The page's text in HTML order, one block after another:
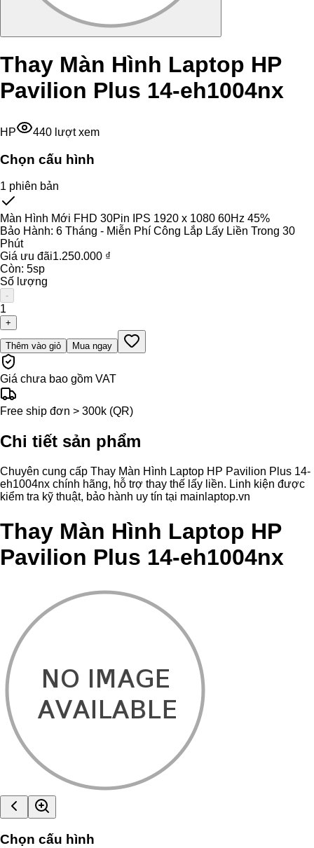
Thay Màn Hình Laptop HP
Pavilion Plus 14-eh1004nx
HP 440 lượt xem
Chọn cấu hình
1 phiên bản
Màn Hình Mới FHD 30Pin IPS 1920 x 1080 60Hz 45%
Bảo Hành: 6 Tháng - Miễn Phí Công Lắp Lấy Liền Trong 30
Phút
Giá ưu đãi1.250.000 ₫
Còn: 5sp
Số lượng
-
1
+
Thêm vào giỏ Mua ngay
Giá chưa bao gồm VAT
Free ship đơn > 300k (QR)
Chi tiết sản phẩm
Chuyên cung cấp Thay Màn Hình Laptop HP Pavilion Plus 14-
eh1004nx chính hãng, hỗ trợ thay thế lấy liền. Linh kiện được
kiểm tra kỹ thuật, bảo hành uy tín tại mainlaptop.vn
Thay Màn Hình Laptop HP
Pavilion Plus 14-eh1004nx
Chọn cấu hình